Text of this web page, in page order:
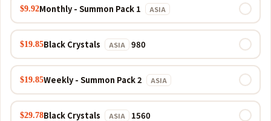
Monthly - Summon Pack 1 ASIA
$9.92
980 Black Crystals
ASIA
$19.85
Weekly - Summon Pack 2 ASIA
$19.85
1560 Black Crystals
ASIA
$29.78